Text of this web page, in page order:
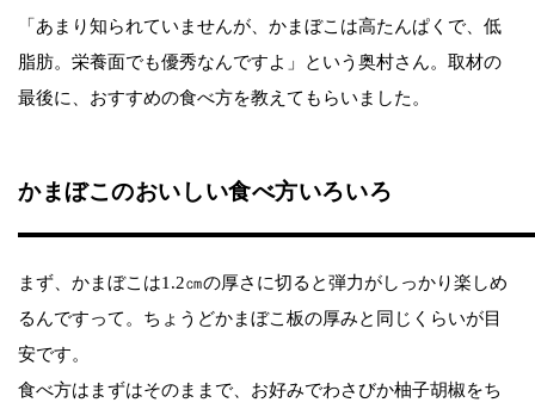
「あまり知られていませんが、かまぼこは高たんぱくで、低
脂肪。栄養面でも優秀なんですよ」という奥村さん。取材の
最後に、おすすめの食べ方を教えてもらいました。
かまぼこのおいしい食べ方いろいろ
まず、かまぼこは1.2㎝の厚さに切ると弾力がしっかり楽しめ
るんですって。ちょうどかまぼこ板の厚みと同じくらいが目
安です。
食べ方はまずはそのままで、お好みでわさびか柚子胡椒をち